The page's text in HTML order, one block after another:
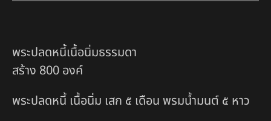
พระปลดหนี้เนื้อนิ่มธรรมดา
สร้าง 800 องค์
พระปลดหนี้ เนื้อนิ่ม เสก ๕ เดือน พรมน้ำมนต์ ๕ หาว